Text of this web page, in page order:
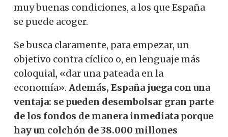
muy buenas condiciones, a los que España
se puede acoger.
Se busca claramente, para empezar, un
objetivo contra cíclico o, en lenguaje más
coloquial, «dar una pateada en la
economía». Además, España juega con una
ventaja: se pueden desembolsar gran parte
de los fondos de manera inmediata porque
hay un colchón de 38.000 millones